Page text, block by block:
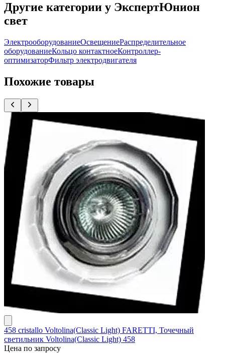
Другие категории у ЭкспертЮнион
свет
ЭлектрооборудованиеОсвещениеРаспределительное
оборудованиеКольцо контактноеКонтроллер-
оптимизаторФильтр электродвигателя
Похожие товары
458 cristallo Voltolina(Classic Light) FARETTI, Точечный
светильник Voltolina(Classic Light) 458
Цена по запросу